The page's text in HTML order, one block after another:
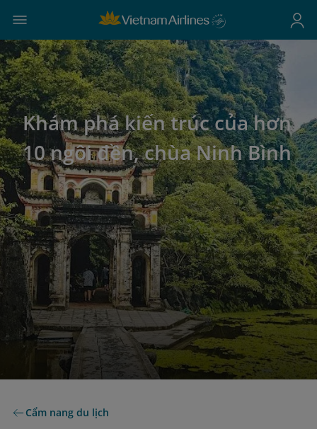
Khám phá kiến trúc của hơn
10 ngôi đền, chùa Ninh Bình
Cẩm nang du lịch